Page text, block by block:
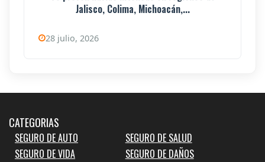
Jalisco, Colima, Michoacán,...
28 julio, 2026
CATEGORIAS
SEGURO DE AUTO
SEGURO DE SALUD
SEGURO DE VIDA
SEGURO DE DAÑOS